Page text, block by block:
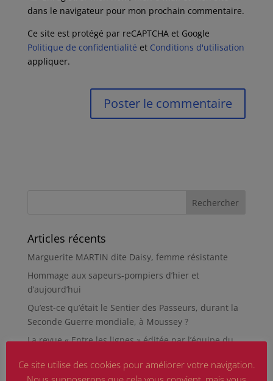
dans le navigateur pour mon prochain commentaire.
Ce site est protégé par reCAPTCHA et Google
Politique de confidentialité et Conditions d'utilisation
appliquer.
Articles récents
Marguerite MARTIN dite Daisy, femme résistante
Hommage aux sapeurs-pompiers d’hier et
d’aujourd’hui
Qu’est-ce qu’était le Sentier des Passeurs, durant la
Seconde Guerre mondiale, à Moussey ?
La revue « Entre les lignes » éditée par l’équipe du
HIROSHIMA
Ce site utilise des cookies pour améliorer votre navigation.